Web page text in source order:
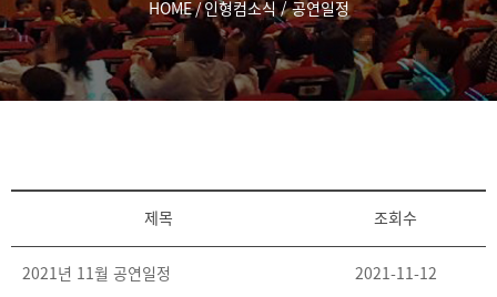
HOME/인형컴소식/공연일정
제목 조회수
2021년 11월 공연일정 2021-11-12